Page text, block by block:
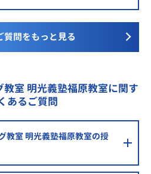
質問をもっと見る
室 明光義塾福原教室に関す
あるご質問
教室 明光義塾福原教室の授